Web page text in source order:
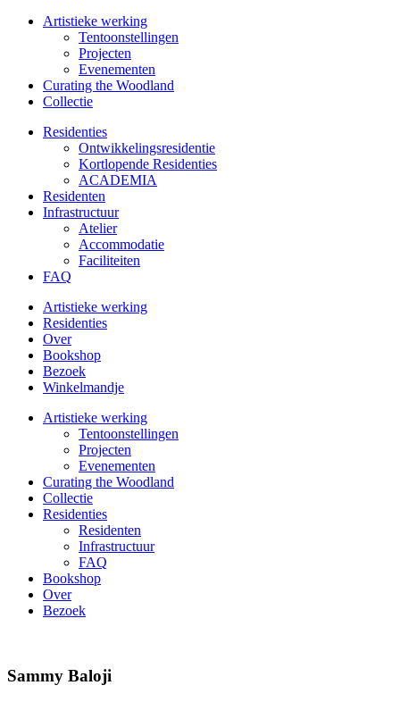
Artistieke werking
Tentoonstellingen
Projecten
Evenementen
Curating the Woodland
Collectie
Residenties
Ontwikkelings­residentie
Kortlopende Residenties
ACADEMIA
Residenten
Infrastructuur
Atelier
Accommodatie
Faciliteiten
FAQ
Artistieke werking
Residenties
Over
Bookshop
Bezoek
Winkelmandje
Artistieke werking
Tentoonstellingen
Projecten
Evenementen
Curating the Woodland
Collectie
Residenties
Residenten
Infrastructuur
FAQ
Bookshop
Over
Bezoek
Sammy Baloji